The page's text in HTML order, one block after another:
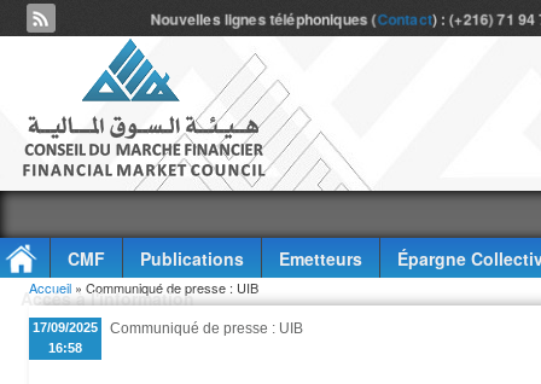
Nouvelles lignes téléphoniques (Contact) : (+216) 71
CMF Publications Emetteurs
Épargne
Accès à l'information
Vous êtes ici
Accueil » Communiqué de presse : UIB
17/09/2025
16:58
Communiqué de presse : UIB